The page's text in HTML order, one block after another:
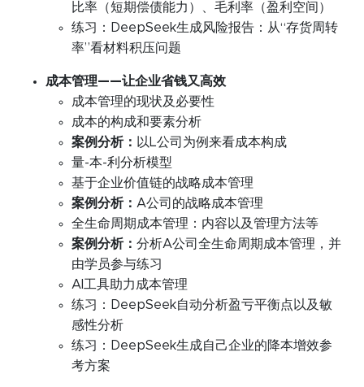
比率（短期偿债能力）、毛利率（盈利空间）
练习：DeepSeek生成风险报告：从“存货周转
率”看材料积压问题
成本管理——让企业省钱又高效
成本管理的现状及必要性
成本的构成和要素分析
案例分析： 以L公司为例来看成本构成
量-本-利分析模型
基于企业价值链的战略成本管理
案例分析： A公司的战略成本管理
全生命周期成本管理：内容以及管理方法等
案例分析： 分析A公司全生命周期成本管理，并
由学员参与练习
AI工具助力成本管理
练习：DeepSeek自动分析盈亏平衡点以及敏
感性分析
练习：DeepSeek生成自己企业的降本增效参
考方案